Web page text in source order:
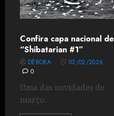
Confira capa nacional de
“Shibatarian #1”
DÉBORA
02/02/2026
0
Uma das novidades de
março.